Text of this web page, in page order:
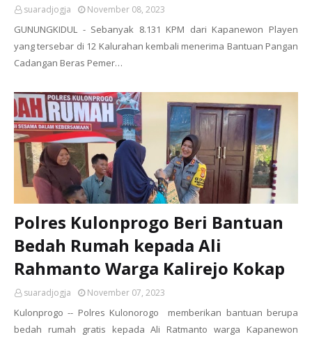
suaradjogja November 08, 2023
GUNUNGKIDUL - Sebanyak 8.131 KPM dari Kapanewon Playen
yang tersebar di 12 Kalurahan kembali menerima Bantuan Pangan
Cadangan Beras Pemer…
Polres Kulonprogo Beri Bantuan
Bedah Rumah kepada Ali
Rahmanto Warga Kalirejo Kokap
suaradjogja November 07, 2023
Kulonprogo -- Polres Kulonorogo memberikan bantuan berupa
bedah rumah gratis kepada Ali Ratmanto warga Kapanewon